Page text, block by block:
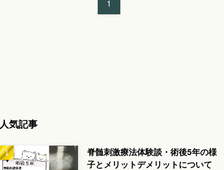
1
人気記事
脊髄刺激療法体験談・術後5年の様
子とメリットデメリットについて